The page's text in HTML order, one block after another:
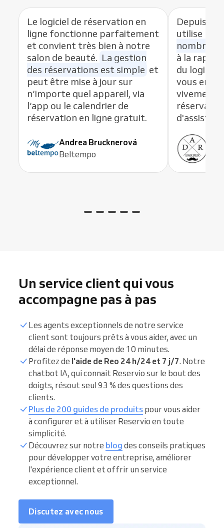
Le logiciel de réservation en
ligne fonctionne parfaitement
et convient très bien à notre
salon de beauté. La gestion
des réservations est simple et
peut être mise à jour sur
n’importe quel appareil, via
l’app ou le calendrier de
réservation en ligne gratuit.
Andrea Brucknerová
Beltempo
Depuis
utilise
nombre
à la
du logiciel
vous en
vivement
Un service client qui vous
accompagne pas à pas
Les agents exceptionnels de notre service
client sont toujours prêts à vous aider, avec un
délai de réponse moyen de 10 minutes.
Profitez de l'aide de Reo 24 h/24 et 7 j/7. Notre
chatbot IA, qui connait Reservio sur le bout des
doigts, résout seul 93 % des questions des
clients.
Plus de 200 guides de produits pour vous aider
à configurer et à utiliser Reservio en toute
simplicité.
Découvrez sur notre blog des conseils pratiques
pour développer votre entreprise, améliorer
l'expérience client et offrir un service
exceptionnel.
Discutez avec nous